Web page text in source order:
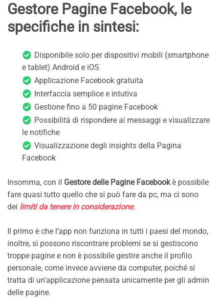
Gestore Pagine Facebook, le
specifiche in sintesi:
Disponibile solo per dispositivi mobili (smartphone
e tablet) Android e iOS
Applicazione Facebook gratuita
Interfaccia semplice e intutiva
Gestione fino a 50 pagine Facebook
Possibilità di rispondere ai messaggi e visualizzare
le notifiche
Visualizzazione degli insights della Pagina
Facebook
Insomma, con il Gestore delle Pagine Facebookè possibile
fare quasi tutto quello che si può fare da pc, ma ci sono
dei limiti da tenere in considerazione.
Il primo è che l’app non funziona in tutti i paesi del mondo,
inoltre, si possono riscontrare problemi se si gestiscono
troppe pagine e non è possibile gestire anche il profilo
personale, come invece avviene da computer, poiché si
tratta di un’applicazione pensata unicamente per gli admin
delle pagine.